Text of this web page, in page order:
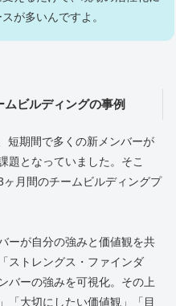
が多いんですよ。
ビルディングの事例
短期間で多くの新メンバーが
題となっていました。そこ
月間のチームビルディングプ
ーが自分の強みと価値観を共
ストレングス・ファインダ
バーの強みを可視化。その上
「大切にしたい価値観」「目